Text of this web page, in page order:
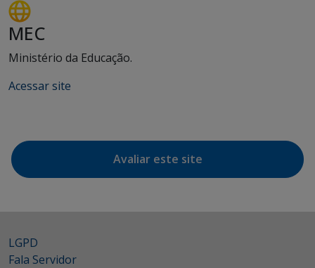
MEC
Ministério da Educação.
Acessar site
Avaliar este site
LGPD
Fala Servidor